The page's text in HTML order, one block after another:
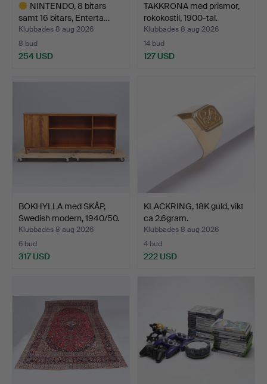
NINTENDO, 8 bitars
samt 16 bitars, Enterta…
Klubbades 8 aug 2026
8 bud
254 USD
TAKKRONA med prismor,
rokokostil, 1900-tal.
Klubbades 8 aug 2026
14 bud
127 USD
BOKHYLLA med SKÅP,
Swedish modern, 1940/50.
Klubbades 8 aug 2026
6 bud
317 USD
KLACKRING, 18K guld, vikt
ca 2.6gram.
Klubbades 8 aug 2026
4 bud
222 USD